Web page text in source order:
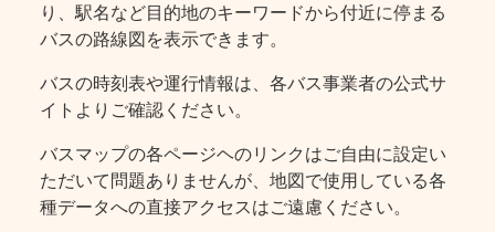
り、駅名など目的地のキーワードから付近に停まる
バスの路線図を表示できます。
バスの時刻表や運行情報は、各バス事業者の公式サ
イトよりご確認ください。
バスマップの各ページヘのリンクはご自由に設定い
ただいて問題ありませんが、地図で使用している各
種データへの直接アクセスはご遠慮ください。